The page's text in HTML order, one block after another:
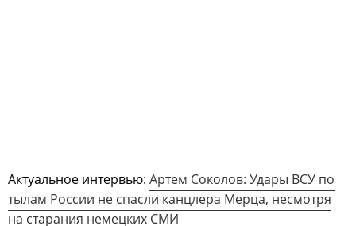
Актуальное интервью: Артем Соколов: Удары ВСУ по
тылам России не спасли канцлера Мерца, несмотря
на старания немецких СМИ